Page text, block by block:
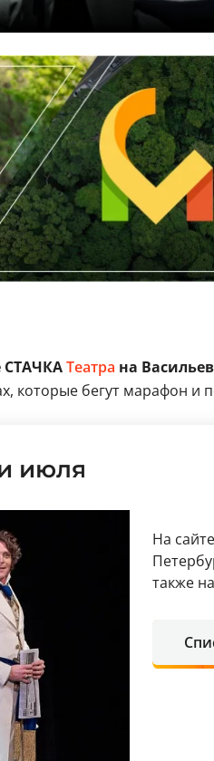
СТАЧКАТеатра на
которые бегут марафон
июля
На
также